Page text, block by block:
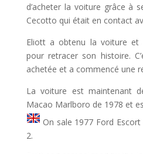
d’acheter la voiture grâce à
Cecotto qui était en contact
Eliott a obtenu la voiture et
pour retracer son histoire.
achetée et a commencé une
La voiture est maintenant
Macao Marlboro de 1978 et
On sale 1977 Ford
2.